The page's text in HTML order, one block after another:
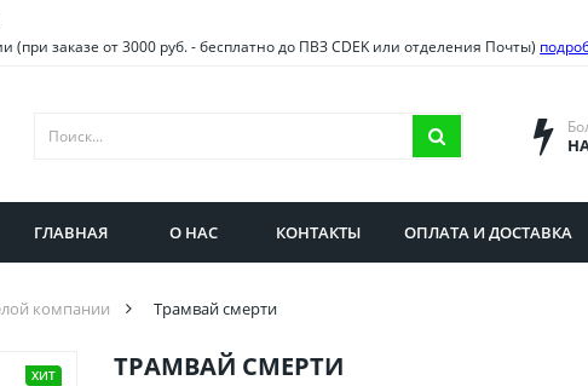
Саратовская
(при заказе от 3000 руб. - бесплатно до ПВЗ CDEK или отделения Почты)
ГЛАВНАЯ О НАС КОНТАКТЫ ОПЛАТА И ДОСТАВКА
компании Трамвай смерти
ХИТ ТРАМВАЙ СМЕРТИ